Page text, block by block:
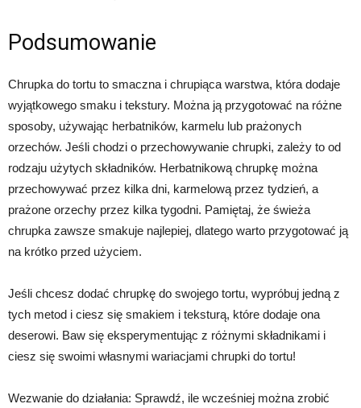
Podsumowanie
Chrupka do tortu to smaczna i chrupiąca warstwa, która dodaje
wyjątkowego smaku i tekstury. Można ją przygotować na różne
sposoby, używając herbatników, karmelu lub prażonych
orzechów. Jeśli chodzi o przechowywanie chrupki, zależy to od
rodzaju użytych składników. Herbatnikową chrupkę można
przechowywać przez kilka dni, karmelową przez tydzień, a
prażone orzechy przez kilka tygodni. Pamiętaj, że świeża
chrupka zawsze smakuje najlepiej, dlatego warto przygotować ją
na krótko przed użyciem.
Jeśli chcesz dodać chrupkę do swojego tortu, wypróbuj jedną z
tych metod i ciesz się smakiem i teksturą, które dodaje ona
deserowi. Baw się eksperymentując z różnymi składnikami i
ciesz się swoimi własnymi wariacjami chrupki do tortu!
Wezwanie do działania: Sprawdź, ile wcześniej można zrobić